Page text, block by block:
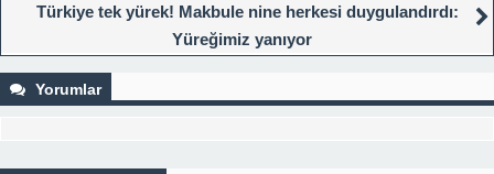
Türkiye tek yürek! Makbule nine herkesi duygulandırdı:
Yüreğimiz yanıyor
Yorumlar